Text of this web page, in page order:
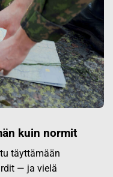
kuin normit
täyttämään
— ja vielä